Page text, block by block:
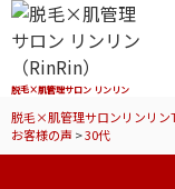
脱毛×肌管理サロン リンリン
脱毛×肌管理サロンリンリン
お客様の声 >30代